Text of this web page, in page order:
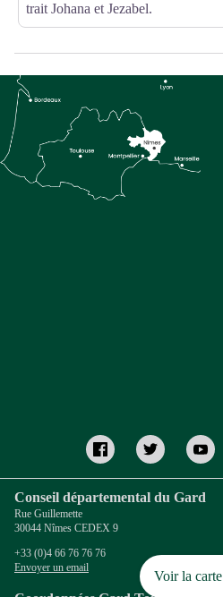
Voir la carte
trait Johana et Jezabel.
Conseil départemental du Gard
Rue Guillemette
30044 Nîmes CEDEX 9
+33 (0)4 66 76 76 76
Envoyer un email